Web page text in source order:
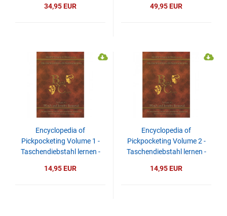
34,95 EUR 49,95 EUR
Encyclopedia of
Pickpocketing Volume 1 -
Taschendiebstahl lernen -
14,95 EUR
Encyclopedia of
Pickpocketing Volume 2 -
Taschendiebstahl lernen -
14,95 EUR